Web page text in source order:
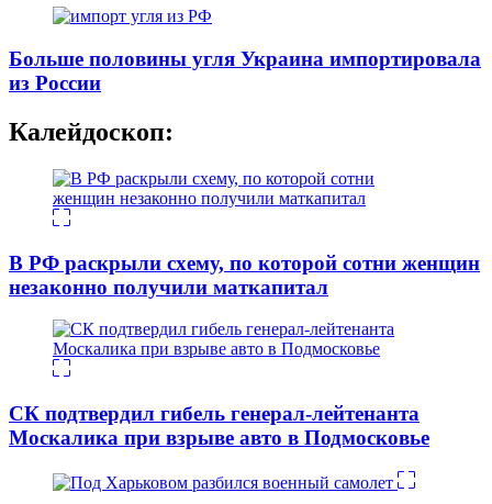
Больше половины угля Украина импортировала
из России
Калейдоскоп:
В РФ раскрыли схему, по которой сотни женщин
незаконно получили маткапитал
СК подтвердил гибель генерал-лейтенанта
Москалика при взрыве авто в Подмосковье